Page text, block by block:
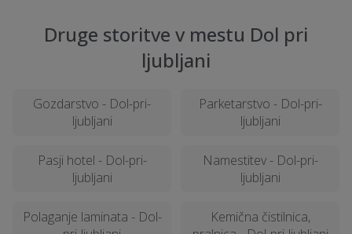
Druge storitve v mestu Dol pri
ljubljani
Gozdarstvo - Dol-pri-
ljubljani
Parketarstvo - Dol-pri-
ljubljani
Pasji hotel - Dol-pri-
ljubljani
Namestitev - Dol-pri-
ljubljani
Polaganje laminata - Dol-
Kemična čistilnica,